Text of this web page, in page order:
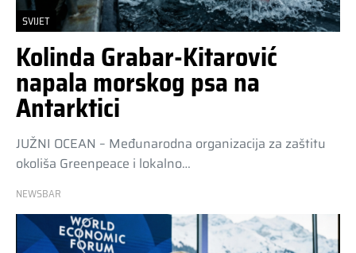
SVIJET
Kolinda Grabar-Kitarović
napala morskog psa na
Antarktici
JUŽNI OCEAN – Međunarodna organizacija za zaštitu
okoliša Greenpeace i lokalno…
NEWSBAR